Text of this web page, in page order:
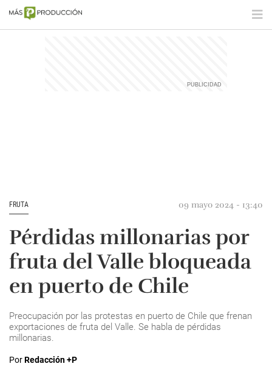
FRUTA 09 mayo 2024 - 13:40
Pérdidas millonarias por
fruta del Valle bloqueada
en puerto de Chile
Preocupación por las protestas en puerto de Chile que frenan
exportaciones de fruta del Valle. Se habla de pérdidas
millonarias.
PorRedacción +P